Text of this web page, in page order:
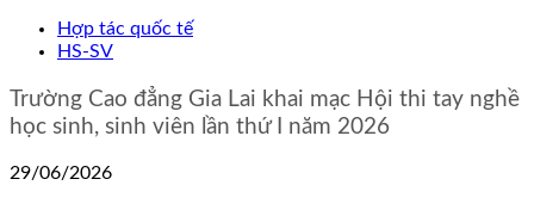
Hợp tác quốc tế
HS-SV
Trường Cao đẳng Gia Lai khai mạc Hội thi tay nghề
học sinh, sinh viên lần thứ I năm 2026
29/06/2026